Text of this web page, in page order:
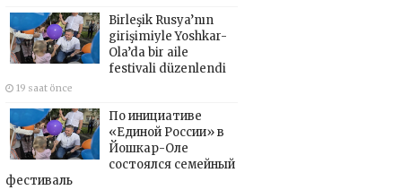
Birleşik Rusya’nın
girişimiyle Yoshkar-
Ola’da bir aile
festivali düzenlendi
19 saat önce
По инициативе
«Единой России» в
Йошкар-Оле
состоялся семейный
фестиваль